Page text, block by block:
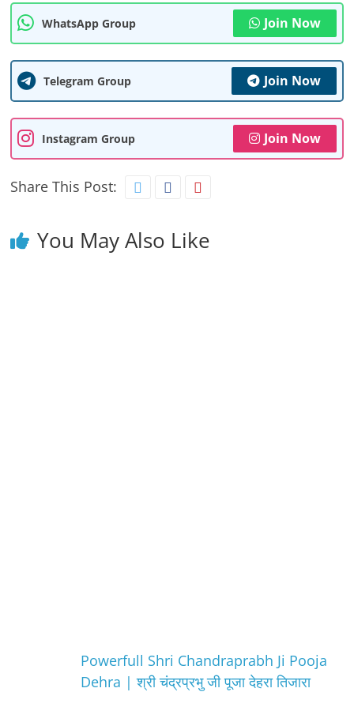
WhatsApp Group Join Now
Telegram Group Join Now
Instagram Group Join Now
Share This Post:
You May Also Like
Powerfull Shri Chandraprabh Ji Pooja
Dehra | श्री चंद्रप्रभु जी पूजा देहरा तिजारा